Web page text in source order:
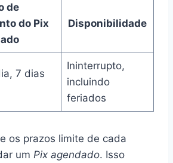
de
do Pix
Disponibilidade
7 dias
Ininterrupto,
incluindo
feriados
os prazos limite de cada
um Pix agendado. Isso